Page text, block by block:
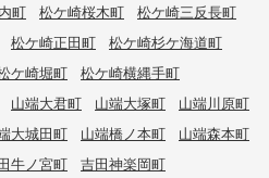
町 松ケ崎桜木町
松ケ崎三反長町
松ケ崎正田町
松ケ崎杉ケ海道町
ケ崎堀町
松ケ崎横縄手町
山端大君町 山端大塚町
山端川原町
大城田町 山端橋ノ本町
山端森本町
牛ノ宮町
吉田神楽岡町